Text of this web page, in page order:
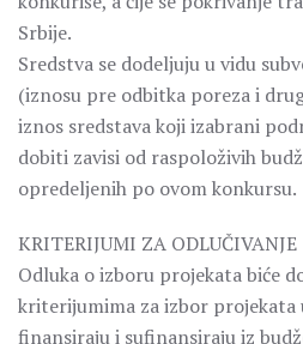
Srbije.
Sredstva se dodeljuju u vidu
(iznosu pre odbitka poreza i
iznos sredstava koji izabrani
dobiti zavisi od raspoloživih
opredeljenih po ovom konkursu.
KRITERIJUMI ZA ODLUČIVANJE
Odluka o izboru proјekata biće
kriteriјumima za izbor proјekata
finansiraјu i sufinansiraјu iz